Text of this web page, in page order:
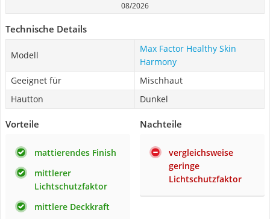
08/2026
Technische Details
Modell
Max Factor Healthy Skin
Harmony
Geeignet für
Mischhaut
Hautton
Dunkel
Vorteile
mattierendes Finish
mittlerer
Lichtschutzfaktor
mittlere Deckkraft
Nachteile
vergleichsweise
geringe
Lichtschutzfaktor